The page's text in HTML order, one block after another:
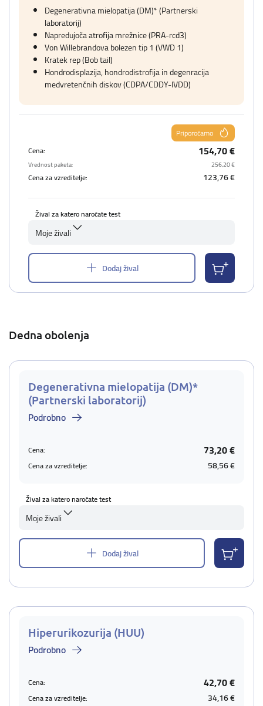
Degenerativna mielopatija (DM)* (Partnerski
laboratorij)
Napredujoča atrofija mrežnice (PRA-rcd3)
Von Willebrandova bolezen tip 1 (VWD 1)
Kratek rep (Bob tail)
Hondrodisplazija, hondrodistrofija in degenracija
medvretenčnih diskov (CDPA/CDDY-IVDD)
Priporočamo
Cena:
154,70 €
Vrednost paketa: 256,20 €
Cena za vzreditelje: 123,76 €
Žival za katero naročate test
Moje živali
Dodaj žival
Dedna obolenja
Degenerativna mielopatija (DM)*
(Partnerski laboratorij)
Podrobno
Cena: 73,20 €
Cena za vzreditelje: 58,56 €
Žival za katero naročate test
Moje živali
Dodaj žival
Hiperurikozurija (HUU)
Podrobno
Cena: 42,70 €
Cena za vzreditelje: 34,16 €